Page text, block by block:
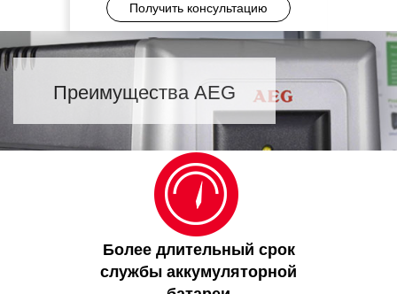
Получить консультацию
Преимущества AEG
Более длительный срок
службы аккумуляторной